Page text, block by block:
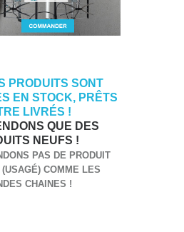
PRODUITS SONT
EN STOCK, PRÊTS
LIVRÉS !
QUE DES
NEUFS !
PAS DE PRODUIT
COMME LES
CHAINES !